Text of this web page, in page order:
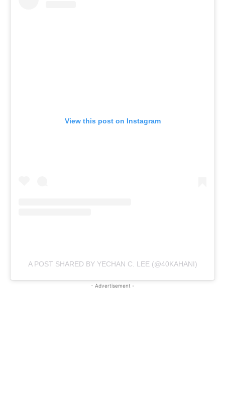
View this post on Instagram
A POST SHARED BY YECHAN C. LEE (@40KAHANI)
- Advertisement -